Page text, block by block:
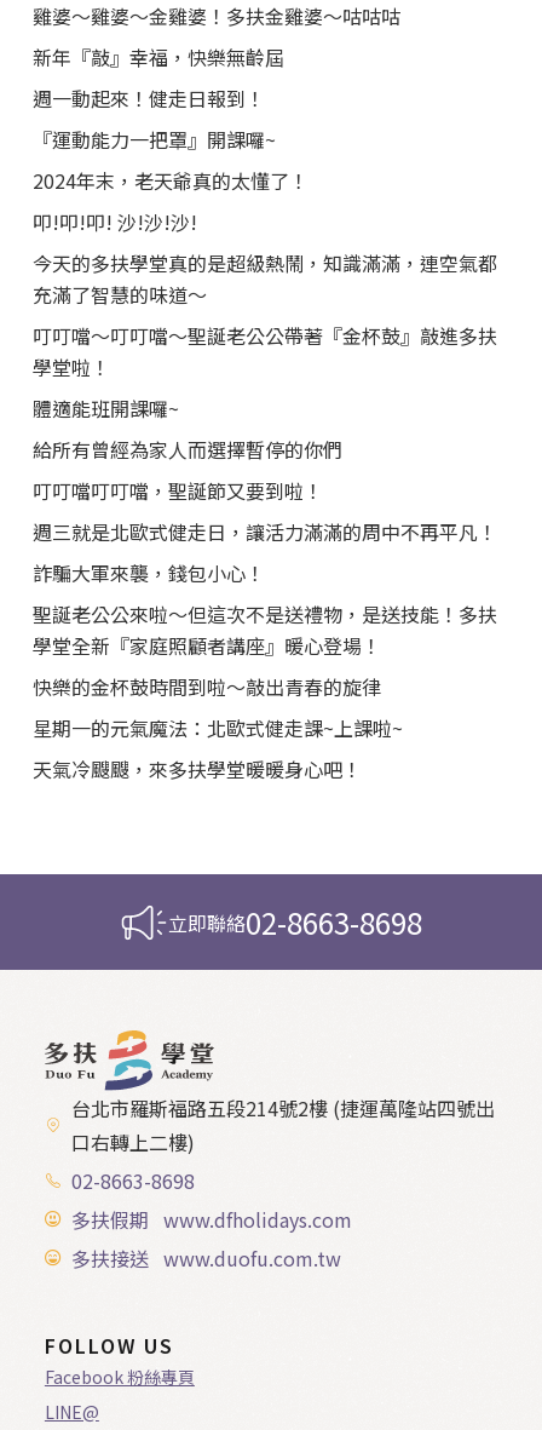
雞婆～雞婆～金雞婆！多扶金雞婆～咕咕咕
新年『敲』幸福，快樂無齡屆
週一動起來！健走日報到！
『運動能力一把罩』開課囉~
2024年末，老天爺真的太懂了！
叩!叩!叩! 沙!沙!沙!
今天的多扶學堂真的是超級熱鬧，知識滿滿，連空氣都
充滿了智慧的味道～
叮叮噹～叮叮噹～聖誕老公公帶著『金杯鼓』敲進多扶
學堂啦！
體適能班開課囉~
給所有曾經為家人而選擇暫停的你們
叮叮噹叮叮噹，聖誕節又要到啦！
週三就是北歐式健走日，讓活力滿滿的周中不再平凡！
詐騙大軍來襲，錢包小心！
聖誕老公公來啦～但這次不是送禮物，是送技能！多扶
學堂全新『家庭照顧者講座』暖心登場！
快樂的金杯鼓時間到啦～敲出青春的旋律
星期一的元氣魔法：北歐式健走課~上課啦~
天氣冷颼颼，來多扶學堂暖暖身心吧！
立即聯絡02-8663-8698
台北市羅斯福路五段214號2樓 (捷運萬隆站四號出
口右轉上二樓)
02-8663-8698
多扶假期 www.dfholidays.com
多扶接送 www.duofu.com.tw
FOLLOW US
Facebook 粉絲專頁
LINE@